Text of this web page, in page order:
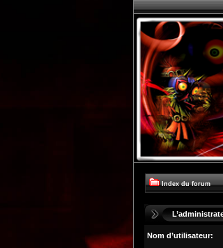
Index du forum
Nom d’utilisateur: